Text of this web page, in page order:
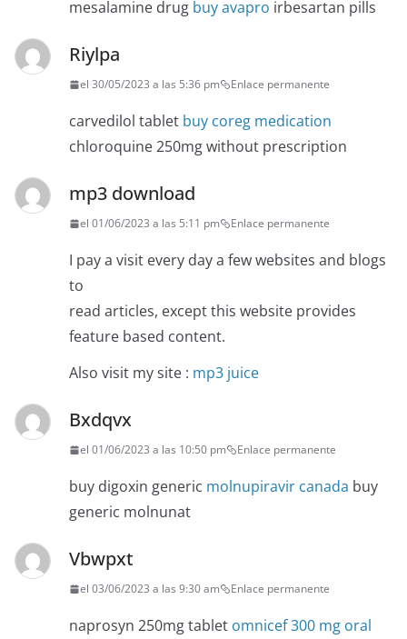
mesalamine drug buy avapro irbesartan pills
Riylpa
el 30/05/2023 a las 5:36 pm Enlace permanente
carvedilol tablet buy coreg medication
chloroquine 250mg without prescription
mp3 download
el 01/06/2023 a las 5:11 pm Enlace permanente
I pay a visit every day a few websites and blogs
to
read articles, except this website provides
feature based content.
Also visit my site : mp3 juice
Bxdqvx
el 01/06/2023 a las 10:50 pm Enlace permanente
buy digoxin generic molnupiravir canada buy
generic molnunat
Vbwpxt
el 03/06/2023 a las 9:30 am Enlace permanente
naprosyn 250mg tablet omnicef 300 mg oral